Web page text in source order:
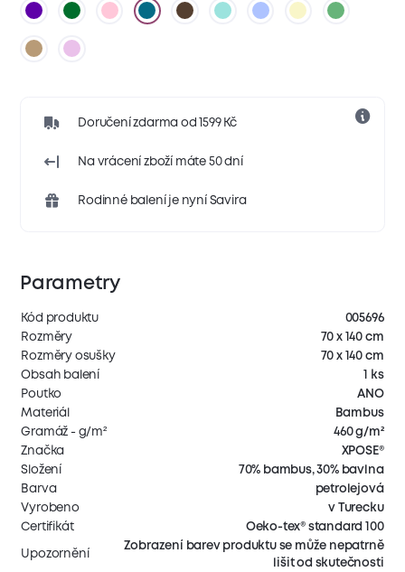
Doručení zdarma od 1599 Kč
Na vrácení zboží máte 50 dní
Rodinné balení je nyní Savira
Parametry
Kód produktu
005696
Rozměry
70 x 140 cm
Rozměry osušky
70 x 140 cm
Obsah balení
1 ks
Poutko
ANO
Materiál
Bambus
Gramáž - g/m²
460 g/m²
Značka
XPOSE®
Složení
70% bambus, 30% bavlna
Barva
petrolejová
Vyrobeno
v Turecku
Certifikát
Oeko-tex® standard 100
Upozornění
Zobrazení barev produktu se může nepatrně
lišit od skutečnosti